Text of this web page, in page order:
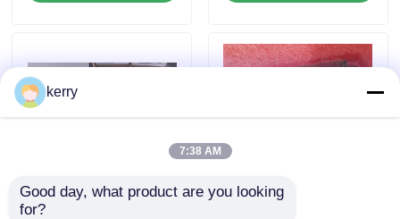
ब्लॉग
एक उद्धरण का अनुरोध करें
एबीबी 800xa
GE Mark VIe
kerry
7:38 AM
Good day, what product are you looking
for?